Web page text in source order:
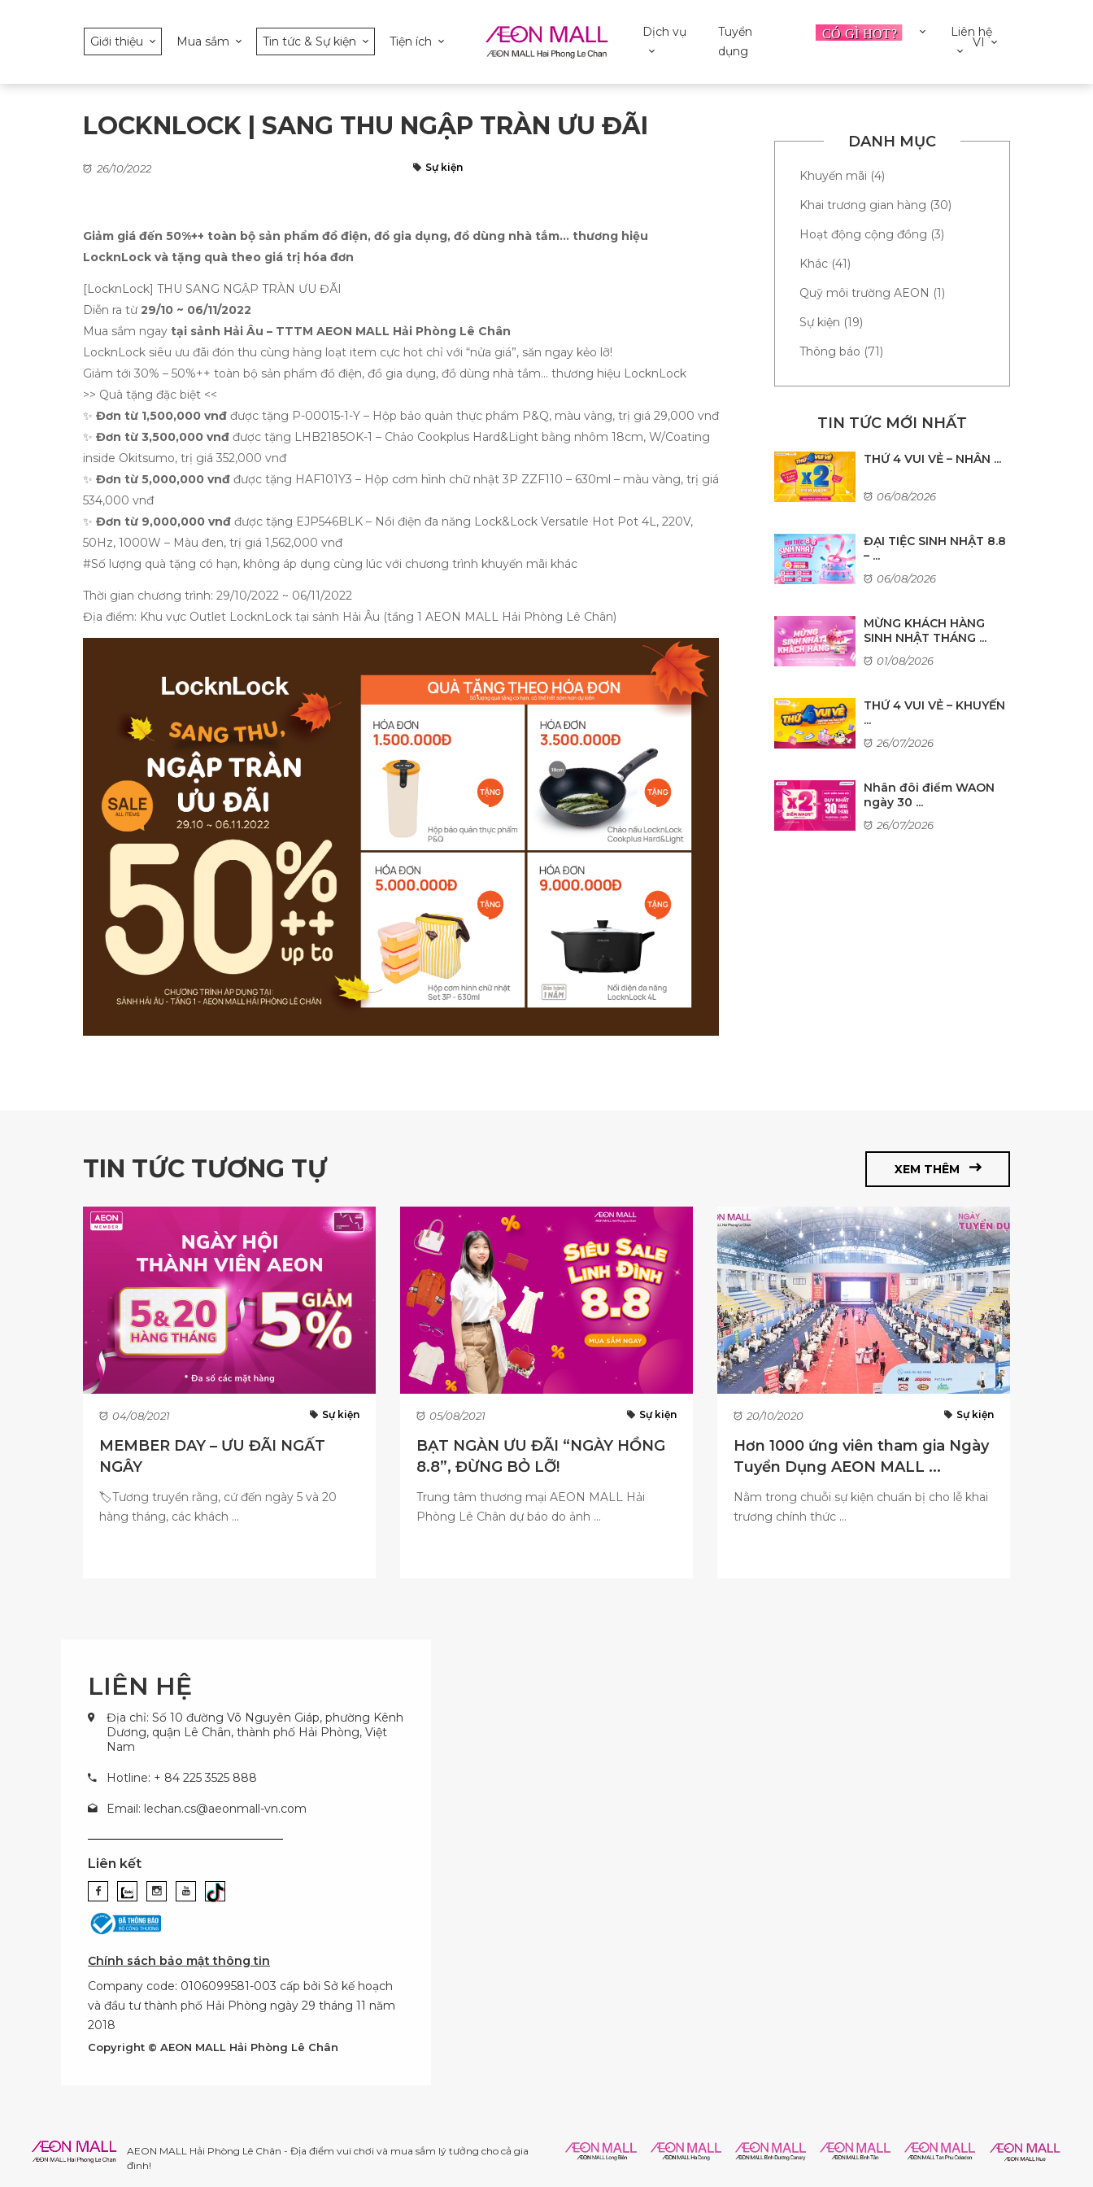
Giới thiệu Mua sắm Tin tức & Sự kiện Tiện ích
Dịch vụ
Tuyển
dụng
Liên hệ
VI
LOCKNLOCK | SANG THU NGẬP TRÀN ƯU ĐÃI
26/10/2022 Sự kiện
Giảm giá đến 50%++ toàn bộ sản phẩm đồ điện, đồ gia dụng, đồ dùng nhà tắm… thương hiệu
LocknLock và tặng quà theo giá trị hóa đơn
[LocknLock] THU SANG NGẬP TRÀN ƯU ĐÃI
Diễn ra từ29/10 ~ 06/11/2022
Mua sắm ngay tại sảnh Hải Âu – TTTM AEON MALL Hải Phòng Lê Chân
LocknLock siêu ưu đãi đón thu cùng hàng loạt item cực hot chỉ với “nửa giá”, săn ngay kẻo lỡ!
Giảm tới 30% – 50%++ toàn bộ sản phẩm đồ điện, đồ gia dụng, đồ dùng nhà tắm… thương hiệu LocknLock
>> Quà tặng đặc biệt <<
✨ Đơn từ 1,500,000 vnđ được tặng P-00015-1-Y – Hộp bảo quản thực phẩm P&Q, màu vàng, trị giá 29,000 vnđ
✨ Đơn từ 3,500,000 vnđ được tặng LHB2185OK-1 – Chảo Cookplus Hard&Light bằng nhôm 18cm, W/Coating
inside Okitsumo, trị giá 352,000 vnđ
✨ Đơn từ 5,000,000 vnđ được tặng HAF101Y3 – Hộp cơm hình chữ nhật 3P ZZF110 – 630ml – màu vàng, trị giá
534,000 vnđ
✨ Đơn từ 9,000,000 vnđ được tặng EJP546BLK – Nồi điện đa năng Lock&Lock Versatile Hot Pot 4L, 220V,
50Hz, 1000W – Màu đen, trị giá 1,562,000 vnđ
#Số lượng quà tặng có hạn, không áp dụng cùng lúc với chương trình khuyến mãi khác
Thời gian chương trình: 29/10/2022 ~ 06/11/2022
Địa điểm: Khu vực Outlet LocknLock tại sảnh Hải Âu (tầng 1 AEON MALL Hải Phòng Lê Chân)
DANH MỤC
Khuyến mãi (4)
Khai trương gian hàng (30)
Hoạt động cộng đồng (3)
Khác (41)
Quỹ môi trường AEON (1)
Sự kiện (19)
Thông báo (71)
TIN TỨC MỚI NHẤT
THỨ 4 VUI VẺ – NHÂN ...
06/08/2026
ĐẠI TIỆC SINH NHẬT 8.8
– ...
06/08/2026
MỪNG KHÁCH HÀNG
SINH NHẬT THÁNG ...
01/08/2026
THỨ 4 VUI VẺ – KHUYẾN
...
26/07/2026
Nhân đôi điểm WAON
ngày 30 ...
26/07/2026
TIN TỨC TƯƠNG TỰ XEM THÊM
04/08/2021 Sự kiện
MEMBER DAY – ƯU ĐÃI NGẤT
NGÂY
🏷Tương truyền rằng, cứ đến ngày 5 và 20
hàng tháng, các khách ...
05/08/2021 Sự kiện
BẠT NGÀN ƯU ĐÃI “NGÀY HỒNG
8.8”, ĐỪNG BỎ LỠ!
Trung tâm thương mại AEON MALL Hải
Phòng Lê Chân dự báo do ảnh ...
20/10/2020 Sự kiện
Hơn 1000 ứng viên tham gia Ngày
Tuyển Dụng AEON MALL ...
Nằm trong chuỗi sự kiện chuẩn bị cho lễ khai
trương chính thức ...
LIÊN HỆ
Địa chỉ: Số 10 đường Võ Nguyên Giáp, phường Kênh
Dương, quận Lê Chân, thành phố Hải Phòng, Việt
Nam
Hotline: + 84 225 3525 888
Email: lechan.cs@aeonmall-vn.com
Liên kết
Chính sách bảo mật thông tin
Company code: 0106099581-003 cấp bởi Sở kế hoạch
và đầu tư thành phố Hải Phòng ngày 29 tháng 11 năm
2018
Copyright © AEON MALL Hải Phòng Lê Chân
AEON MALL Hải Phòng Lê Chân - Địa điểm vui chơi và mua sắm lý tưởng cho cả gia
đình!